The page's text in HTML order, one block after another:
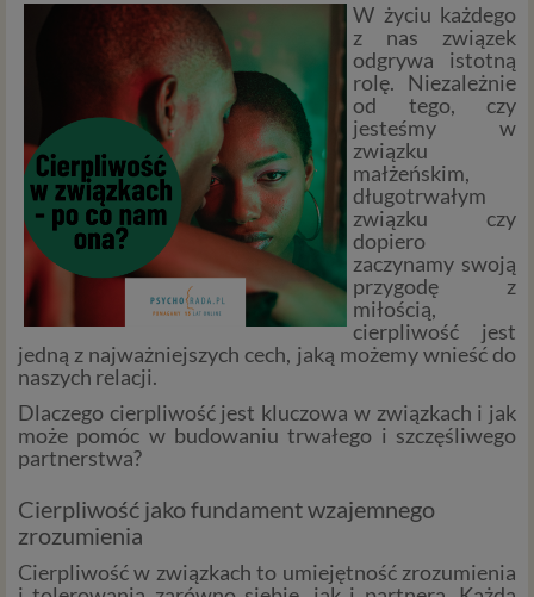
W życiu każdego
z nas związek
odgrywa istotną
rolę. Niezależnie
od tego, czy
jesteśmy w
związku
małżeńskim,
długotrwałym
związku czy
dopiero
zaczynamy swoją
przygodę z
miłością,
cierpliwość jest
jedną z najważniejszych cech, jaką możemy wnieść do
naszych relacji.
Dlaczego cierpliwość jest kluczowa w związkach i jak
może pomóc w budowaniu trwałego i szczęśliwego
partnerstwa?
Cierpliwość jako fundament wzajemnego
zrozumienia
Cierpliwość w związkach to umiejętność zrozumienia